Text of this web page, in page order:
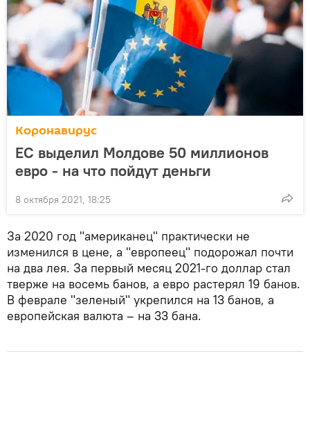
Коронавирус
ЕС выделил Молдове 50 миллионов
евро - на что пойдут деньги
8 октября 2021, 18:25
За 2020 год "американец" практически не
изменился в цене, а "европеец" подорожал почти
на два лея. За первый месяц 2021-го доллар стал
тверже на восемь банов, а евро растерял 19 банов.
В феврале "зеленый" укрепился на 13 банов, а
европейская валюта – на 33 бана.